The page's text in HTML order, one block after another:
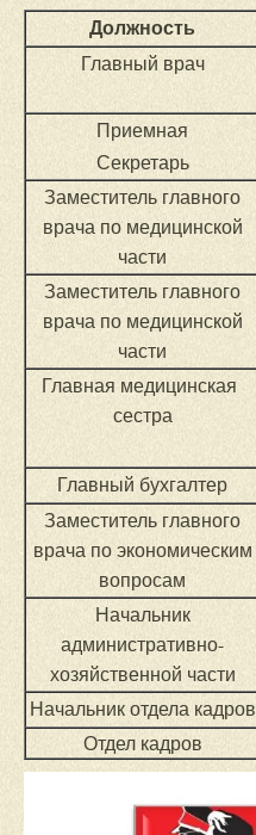
Должность
Главный врач
Приемная
Секретарь
Заместитель главного
врача по медицинской
части
Заместитель главного
врача по медицинской
части
Главная медицинская
сестра
Главный бухгалтер
Заместитель главного
врача по экономическим
вопросам
Начальник
административно-
хозяйственной части
Начальник отдела кадров
Отдел кадров